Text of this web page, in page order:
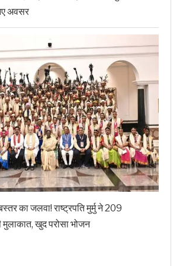
अवसर
का जलवा! राष्ट्रपति मुर्मु ने 209
मुलाकात, खुद परोसा भोजन